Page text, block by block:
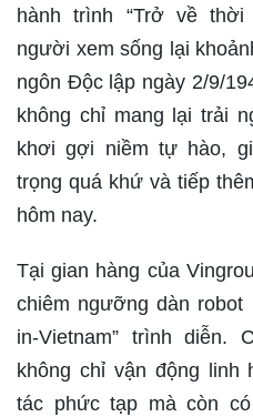
hành trình “Trở về thời
người xem sống lại
ngôn Độc lập ngày 2/9/
không chỉ mang lại trải
khơi gợi niềm tự hào,
trọng quá khứ và tiếp
hôm nay.
Tại gian hàng của
chiêm ngưỡng dàn robot
in-Vietnam” trình diễn.
không chỉ vận động linh
tác phức tạp mà còn